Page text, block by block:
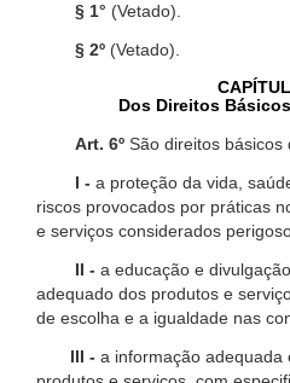
§ 1° (Vetado).
§ 2º (Vetado).
Dos Direitos
Art. 6º São direitos básicos
I - a proteção da vida,
riscos provocados por práticas
e serviços considerados
II - a educação e
adequado dos produtos e
de escolha e a igualdade nas
III - a informação adequada